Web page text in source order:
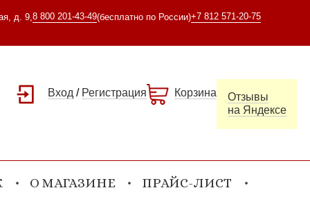
д. 9, 8 800 201-43-49(бесплатно по России)+7 812 571-20-75
Вход / Регистрация Корзина
Отзывы
на Яндексе
О МАГАЗИНЕ ПРАЙС-ЛИСТ